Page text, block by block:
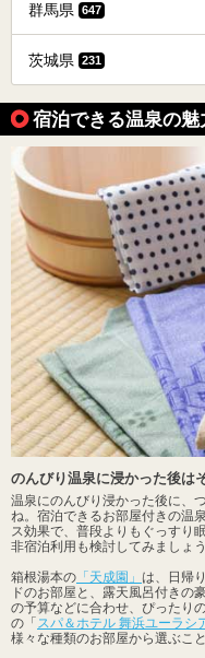
群馬県 647
茨城県 231
宿泊できる温泉の魅
のんびり温泉に浸かった後は
温泉にのんびり浸かった後に、
ね。宿泊できるお部屋付きの温
ス効果で、普段よりもぐっすり
非宿泊利用も検討してみましょう
箱根湯本の 「天成園」 は、日帰
ドのお部屋と、露天風呂付きの
の予算などに合わせ、ぴったり
の「 スパ＆ホテル 舞浜ユーラシ
様々な種類のお部屋から選ぶこ